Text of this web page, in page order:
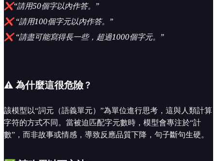
❌“請用50個字以內作答。”
❌ “請用100個字元以內作答。”
❌ “請盡可能寫得長一些，超過1000個字元。”
⚠️ 為什麼這很危險？
該模型以“詞元（語義單元）”為單位進行思考，這與人類計算
字符的方式不同。當被迫匹配字元數時，模型會專注於“計
數”，而非故事或情感，導致反應品質下降，句子斷句生硬。